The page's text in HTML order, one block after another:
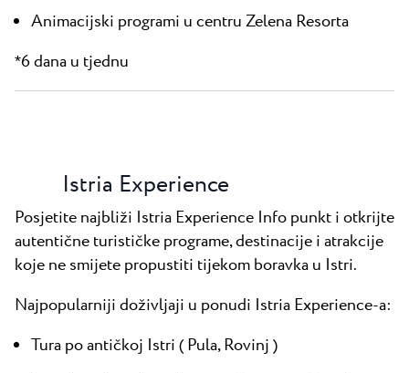
Animacijski programi u centru Zelena Resorta
*6 dana u tjednu
Istria Experience
Posjetite najbliži Istria Experience Info punkt i otkrijte
autentične turističke programe, destinacije i atrakcije
koje ne smijete propustiti tijekom boravka u Istri.
Najpopularniji doživljaji u ponudi Istria Experience-a:
Tura po antičkoj Istri ( Pula, Rovinj )